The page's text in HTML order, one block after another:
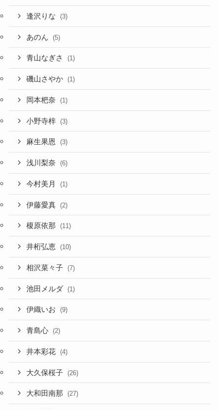
逢沢りな (3)
あのん (5)
青山なぎさ (1)
磯山さやか (1)
岡本杷奈 (1)
小野寺梓 (3)
麻生果恩 (3)
浅川梨奈 (6)
今村美月 (1)
伊藤愛真 (2)
榎原依那 (11)
井桁弘恵 (10)
相沢菜々子 (7)
池田メルダ (1)
伊織いお (9)
青島心 (2)
井本彩花 (4)
大久保桜子 (26)
大和田南那 (27)